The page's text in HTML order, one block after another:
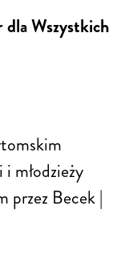
dla Wszystkich
młodzieży
przez Becek |